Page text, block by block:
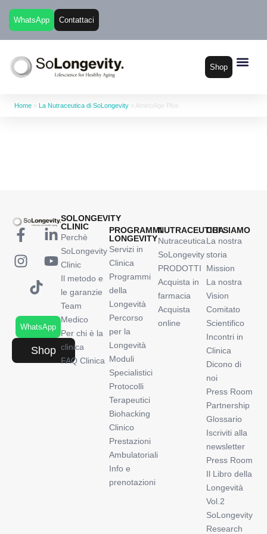
WhatsApp Contattaci
Shop
Home » La Nutraceutica di SoLongevity » AminoAge Plus
WhatsApp
Shop
SOLONGEVITY
CLINIC
Perchè
SoLongevity
Clinic
Il metodo e
le garanzie
Team
Medico
Per chi è la
clinica
FAQ Clinica
PROGRAMMI
LONGEVITY
Servizi in
Clinica
Programmi
della
Longevità
Percorso
per la
Longevità
Moduli
Specialistici
Protocolli
Terapeutici
Biohacking
Clinico
Prestazioni
Ambulatoriali
Info e
prenotazioni
NUTRACEUTICA
Nutraceutica
SoLongevity
PRODOTTI
Acquista in
farmacia
Acquista
online
CHI SIAMO
La nostra
storia
Mission
La nostra
Vision
Comitato
Scientifico
Incontri in
Clinica
Dicono di
noi
Press Room
Partnership
Glossario
Iscriviti alla
newsletter
Press Room
Il Libro della
Longevità
Vol.2
SoLongevity
Research